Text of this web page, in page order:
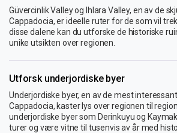
Güvercinlik Valley og Ihlara Valley, en av de
Cappadocia, er ideelle ruter for de som vil
disse dalene kan du utforske de historiske
unike utsikten over regionen.
Utforsk underjordiske byer
Underjordiske byer, en av de mest
Cappadocia, kaster lys over regionen til
underjordiske byer som Derinkuyu og
turer og være vitne til tusenvis av år med